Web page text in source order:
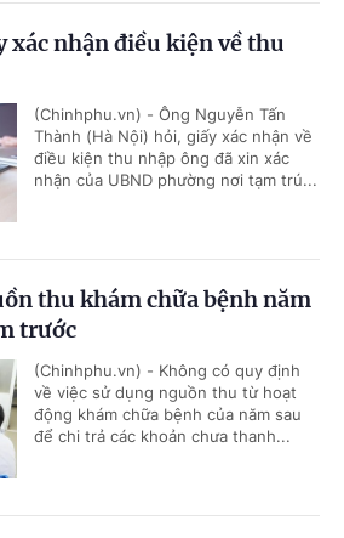
xác nhận điều kiện về thu
(Chinhphu.vn) - Ông Nguyễn Tấn
Thành (Hà Nội) hỏi, giấy xác nhận về
điều kiện thu nhập ông đã xin xác
nhận của UBND phường nơi tạm trú...
thu khám chữa bệnh năm
trước
(Chinhphu.vn) - Không có quy định
về việc sử dụng nguồn thu từ hoạt
động khám chữa bệnh của năm sau
để chi trả các khoản chưa thanh...